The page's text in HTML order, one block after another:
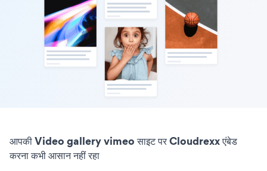
आपकी Video gallery vimeo साइट पर Cloudrexx एंबेड
करना कभी आसान नहीं रहा